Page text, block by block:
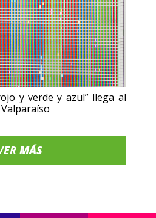
y verde y azul” llega al
MÁS